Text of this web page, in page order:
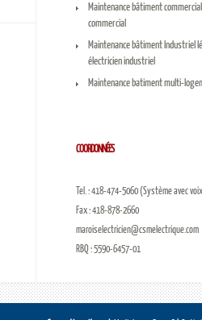
Maintenance bâtiment
commercial
Maintenance bâtiment Industriel
électricien industriel
Maintenance batiment multi-
COORDONNÉES
Tel. : 418-474-5060 (Système avec
Fax : 418-878-2660
maroiselectricien@csmelectrique.com
RBQ : 5590-6457-01